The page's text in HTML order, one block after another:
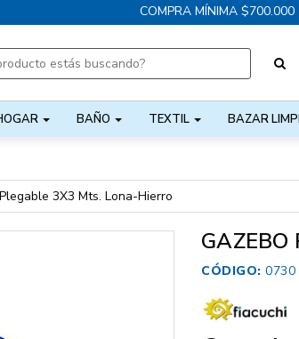
COMPRA MÍNIMA $700.000
BAÑO TEXTIL BAZAR
3X3 Mts. Lona-Hierro
GAZEBO
CÓDIGO: 0730